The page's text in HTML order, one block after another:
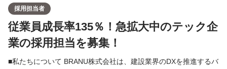
採用担当者
従業員成長率135％！急拡大中のテック企
業の採用担当を募集！
■私たちについて BRANU株式会社は、建設業界のDXを推進するバ